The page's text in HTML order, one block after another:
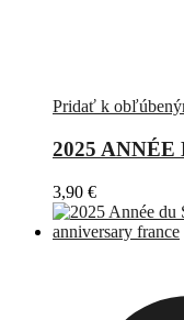
Pridať k
2025 ANNÉE
3,90 €